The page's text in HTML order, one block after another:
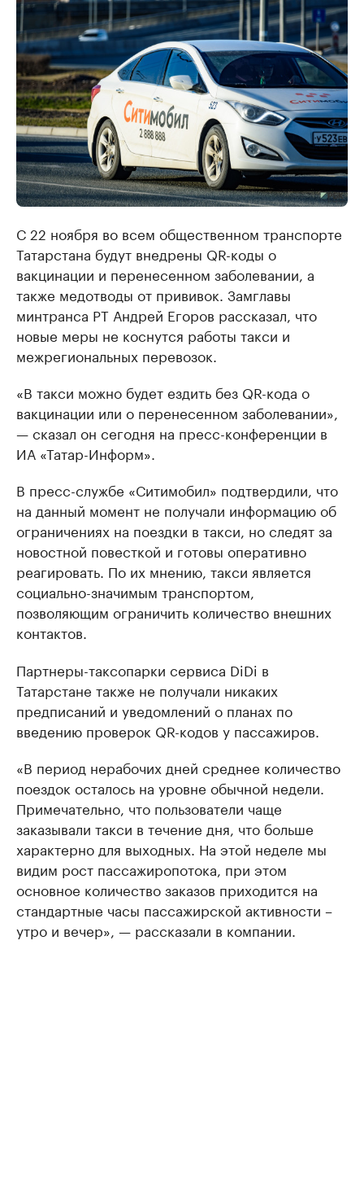
С 22 ноября во всем общественном транспорте
Татарстана будут внедрены QR-коды о
вакцинации и перенесенном заболевании, а
также медотводы от прививок. Замглавы
минтранса РТ Андрей Егоров рассказал, что
новые меры не коснутся работы такси и
межрегиональных перевозок.
«В такси можно будет ездить без QR-кода о
вакцинации или о перенесенном заболевании»,
— сказал он сегодня на пресс-конференции в
ИА «Татар-Информ».
В пресс-службе «Ситимобил» подтвердили, что
на данный момент не получали информацию об
ограничениях на поездки в такси, но следят за
новостной повесткой и готовы оперативно
реагировать. По их мнению, такси является
социально-значимым транспортом,
позволяющим ограничить количество внешних
контактов.
Партнеры-таксопарки сервиса DiDi в
Татарстане также не получали никаких
предписаний и уведомлений о планах по
введению проверок QR-кодов у пассажиров.
«В период нерабочих дней среднее количество
поездок осталось на уровне обычной недели.
Примечательно, что пользователи чаще
заказывали такси в течение дня, что больше
характерно для выходных. На этой неделе мы
видим рост пассажиропотока, при этом
основное количество заказов приходится на
стандартные часы пассажирской активности –
утро и вечер», — рассказали в компании.